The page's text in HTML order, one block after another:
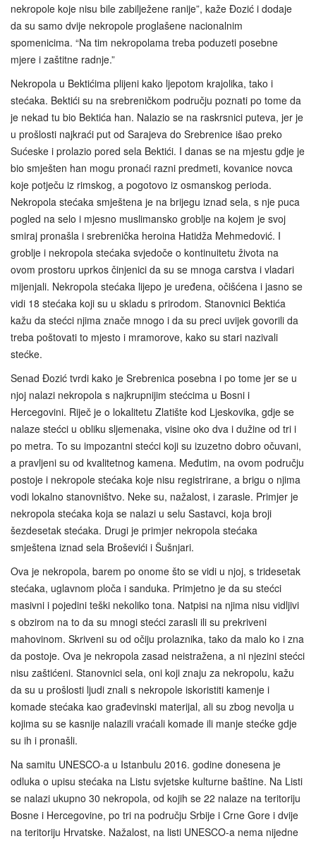
nekropole koje nisu bile zabilježene ranije”, kaže Đozić i dodaje
da su samo dvije nekropole proglašene nacionalnim
spomenicima. “Na tim nekropolama treba poduzeti posebne
mjere i zaštitne radnje.”
Nekropola u Bektićima plijeni kako ljepotom krajolika, tako i
stećaka. Bektići su na srebreničkom području poznati po tome da
je nekad tu bio Bektića han. Nalazio se na raskrsnici puteva, jer je
u prošlosti najkraći put od Sarajeva do Srebrenice išao preko
Sućeske i prolazio pored sela Bektići. I danas se na mjestu gdje je
bio smješten han mogu pronaći razni predmeti, kovanice novca
koje potječu iz rimskog, a pogotovo iz osmanskog perioda.
Nekropola stećaka smještena je na brijegu iznad sela, s nje puca
pogled na selo i mjesno muslimansko groblje na kojem je svoj
smiraj pronašla i srebrenička heroina Hatidža Mehmedović. I
groblje i nekropola stećaka svjedoče o kontinuitetu života na
ovom prostoru uprkos činjenici da su se mnoga carstva i vladari
mijenjali. Nekropola stećaka lijepo je uređena, očišćena i jasno se
vidi 18 stećaka koji su u skladu s prirodom. Stanovnici Bektića
kažu da stećci njima znače mnogo i da su preci uvijek govorili da
treba poštovati to mjesto i mramorove, kako su stari nazivali
stećke.
Senad Đozić tvrdi kako je Srebrenica posebna i po tome jer se u
njoj nalazi nekropola s najkrupnijim stećcima u Bosni i
Hercegovini. Riječ je o lokalitetu Zlatište kod Ljeskovika, gdje se
nalaze stećci u obliku sljemenaka, visine oko dva i dužine od tri i
po metra. To su impozantni stećci koji su izuzetno dobro očuvani,
a pravljeni su od kvalitetnog kamena. Međutim, na ovom području
postoje i nekropole stećaka koje nisu registrirane, a brigu o njima
vodi lokalno stanovništvo. Neke su, nažalost, i zarasle. Primjer je
nekropola stećaka koja se nalazi u selu Sastavci, koja broji
šezdesetak stećaka. Drugi je primjer nekropola stećaka
smještena iznad sela Broševići i Šušnjari.
Ova je nekropola, barem po onome što se vidi u njoj, s tridesetak
stećaka, uglavnom ploča i sanduka. Primjetno je da su stećci
masivni i pojedini teški nekoliko tona. Natpisi na njima nisu vidljivi
s obzirom na to da su mnogi stećci zarasli ili su prekriveni
mahovinom. Skriveni su od očiju prolaznika, tako da malo ko i zna
da postoje. Ova je nekropola zasad neistražena, a ni njezini stećci
nisu zaštićeni. Stanovnici sela, oni koji znaju za nekropolu, kažu
da su u prošlosti ljudi znali s nekropole iskoristiti kamenje i
komade stećaka kao građevinski materijal, ali su zbog nevolja u
kojima su se kasnije nalazili vraćali komade ili manje stećke gdje
su ih i pronašli.
Na samitu UNESCO-a u Istanbulu 2016. godine donesena je
odluka o upisu stećaka na Listu svjetske kulturne baštine. Na Listi
se nalazi ukupno 30 nekropola, od kojih se 22 nalaze na teritoriju
Bosne i Hercegovine, po tri na području Srbije i Crne Gore i dvije
na teritoriju Hrvatske. Nažalost, na listi UNESCO-a nema nijedne